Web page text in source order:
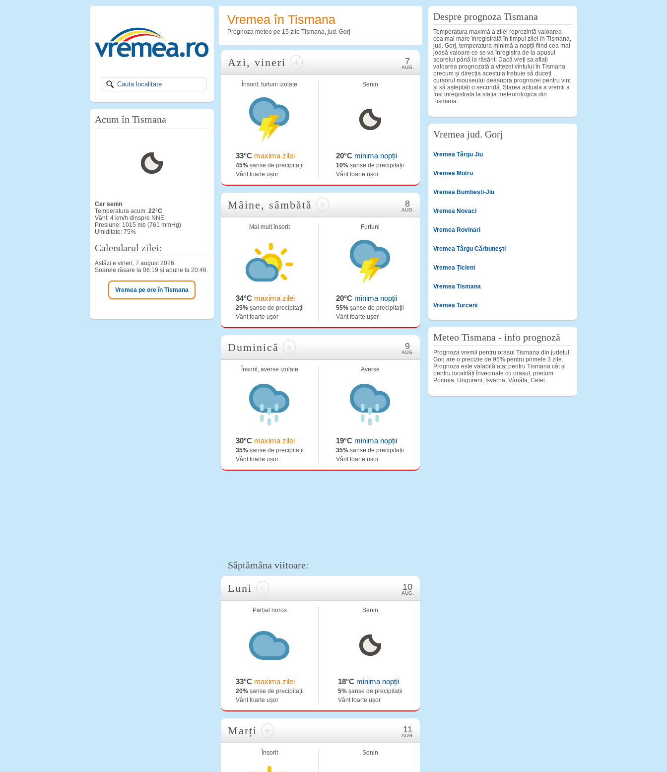
Acum în Tismana
cer senin
Temperatura acum: 22°C
Vânt: 4 km/h dinspre NNE
Presiune: 1015 mb (761 mmHg)
Umiditate: 75%
Calendarul zilei:
Astăzi e vineri, 7 august 2026.
Soarele răsare la 06:19 și apune la 20:46.
Vremea pe ore în Tismana
Vremea în Tismana
Prognoza meteo pe 15 zile Tismana, jud. Gorj
Azi, vineri + 7
AUG.
Însorit, furtuni izolate
33°Cmaxima zilei
45%șanse de precipitații
Vânt foarte ușor
Senin
20°C minima nopții
10% șanse de precipitații
Vânt foarte ușor
Mâine, sâmbătă + 8
AUG.
Mai mult însorit
34°Cmaxima zilei
25%șanse de precipitații
Vânt foarte ușor
Furtuni
20°C minima nopții
55% șanse de precipitații
Vânt foarte ușor
Duminică + 9
AUG.
Însorit, averse izolate
30°Cmaxima zilei
35%șanse de precipitații
Vânt foarte ușor
Averse
19°C minima nopții
35% șanse de precipitații
Vânt foarte ușor
Săptămâna viitoare:
Luni + 10
AUG.
Parțial noros
33°Cmaxima zilei
20%șanse de precipitații
Vânt foarte ușor
Senin
18°Cminima nopții
5%șanse de precipitații
Vânt foarte ușor
Marți + 11
AUG.
Însorit Senin
Despre prognoza Tismana
Temperatura maximă a zilei reprezintă valoarea
cea mai mare înregistrată în timpul zilei în Tismana,
jud. Gorj, temperatura minimă a nopții fiind cea mai
joasă valoare ce se va înregistra de la apusul
soarelui până la răsărit. Dacă vreți sa aflați
valoarea prognozată a vitezei vîntului în Tismana
precum și direcția acestuia trebuie să duceți
cursorul mouseului deasupra prognozei pentru vint
și să așteptați o secundă. Starea actuala a vremii a
fost inregistrata la stația meteorologica din
Tismana.
Vremea jud. Gorj
Vremea Târgu Jiu
Vremea Motru
Vremea Bumbești-Jiu
Vremea Novaci
Vremea Rovinari
Vremea Târgu Cărbunești
Vremea Țicleni
Vremea Tismana
Vremea Turceni
Meteo Tismana - info prognoză
Prognoza vremii pentru orasul Tismana din judetul
Gorj are o precizie de 95% pentru primele 3 zile.
Prognoza este valabilă atat pentru Tismana cât și
pentru localități învecinate cu orasul, precum
Pocruia, Ungureni, Isvarna, Vânăta, Celei.